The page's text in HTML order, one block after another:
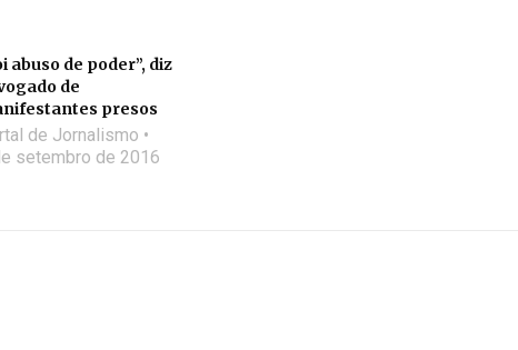
abuso de poder”, diz
de
presos
de Jornalismo
setembro de 2016